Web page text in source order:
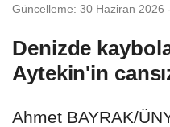
Güncelleme: 30 Haziran 2026
Denizde
Aytekin'in
Ahmet BAYRAK/